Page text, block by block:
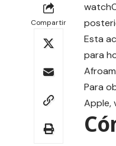
Compartir
Esta
para
Para
Apple,